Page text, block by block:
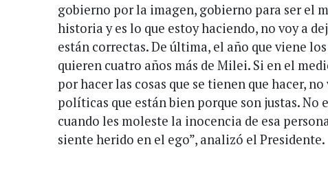
gobierno por la imagen, gobierno para ser el
historia y es lo que estoy haciendo, no voy a
están correctas. De última, el año que viene
quieren cuatro años más de Milei. Si en el
por hacer las cosas que se tienen que hacer,
políticas que están bien porque son justas. No
cuando les moleste la inocencia de esa
siente herido en el ego”, analizó el Presidente.